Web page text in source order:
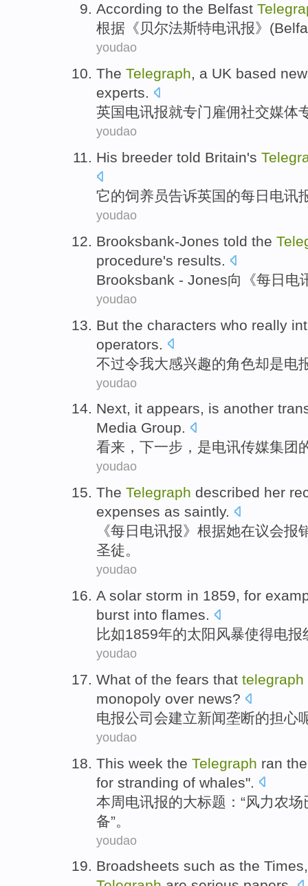
According to the Belfast
根据 《贝尔法斯特电讯报》(
youdao
The Telegraph, a UK based
experts.
英国电讯报就专门雇佣社交媒体
youdao
His breeder told Britain's
它的饲养员告诉英国的每日 电讯
youdao
Brooksbank-Jones told the
procedure's results.
Brooksbank - Jones向《每日 电
youdao
But the characters who really
operators
不过令我大感兴趣的角色却是电
youdao
Next, it appears, is another
Media Group.
看来 ， 下一步 ， 是电讯传媒集团
youdao
The Telegraph described her
expenses as saintly.
《每日电讯报》根据她在议会报
圣徒。
youdao
A solar storm in 1859, for
burst into flames.
比如1859年的太阳 风暴使得电报
youdao
What of the fears that telegraph
monopoly over news?
电报公司 会建立新闻垄断的担心
youdao
This week the Telegraph ran the
for stranding of whales".
本周电讯报的大标题：“风力农场
备”。
youdao
Broadsheets such as the